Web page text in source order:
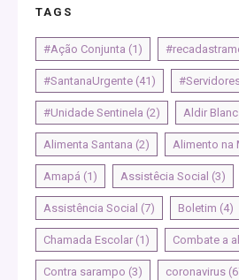
TAGS
#Ação Conjunta (1)
#SantanaUrgente (41)
#Unidade Sentinela (2) Aldir Blanc
Alimenta Santana (2) Alimento na
Amapá (1) Assistêcia Social (3)
Assistência Social (7) Boletim (4)
Chamada Escolar (1) Combate a
Contra sarampo (3) coronavirus